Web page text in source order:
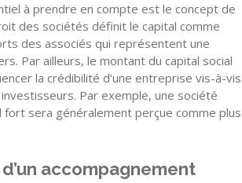
à prendre en compte est le concept de
des sociétés définit le capital comme
des associés qui représentent une
Par ailleurs, le montant du capital social
la crédibilité d’une entreprise vis-à-vis
Par exemple, une société
fort sera généralement perçue comme plus
d’un accompagnement